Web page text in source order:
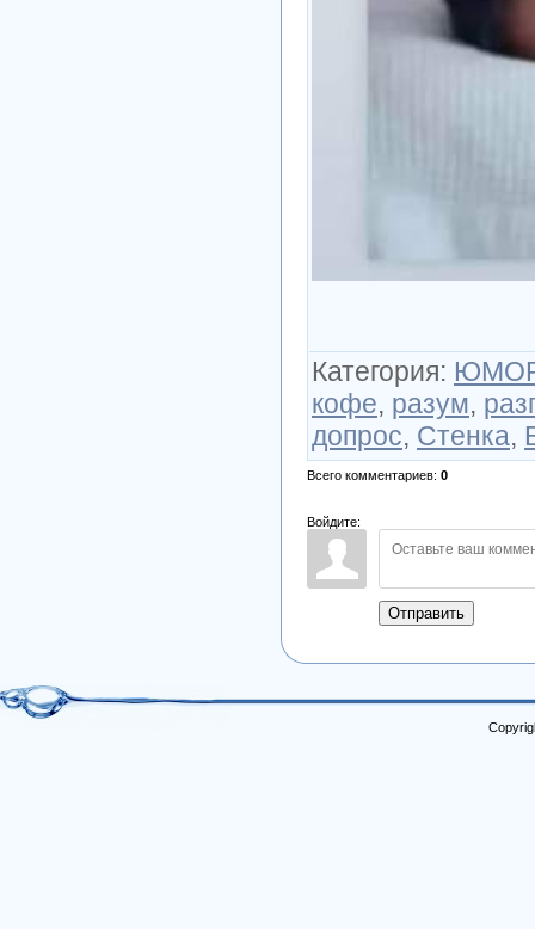
Категория:
кофе, разум,
допрос, Стенка,
Всего комментариев: 0
Войдите:
Отправить